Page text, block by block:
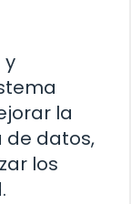
y
la
de datos,
los